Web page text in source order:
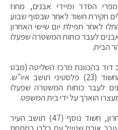
הסדר ומיידי אבנים, מחוז
חקירת חשוד לאחר שבסוף שבוע
לאחר תפילת יום שישי האחרון
לעבר כוחות המשטרה שפעלו
הבית.
דוד בהכוונת מרכז השליטה (מבט
2000) בעיר העתיקה, נעצר החשוד (23) פלסטיני תושב איו"ש.
לעבר כוחות המשטרה שפעלו
הוארך על ידי בית המשפט.
במקרה אחר מסוף השבוע האחרון, חשוד נוסף (47) תושב העיר